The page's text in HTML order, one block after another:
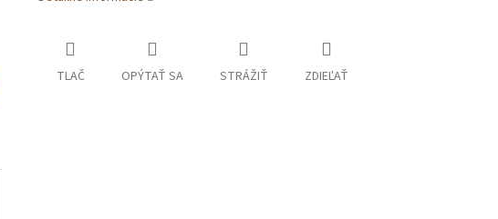
TLAČ OPÝTAŤ SA STRÁŽIŤ ZDIEĽAŤ